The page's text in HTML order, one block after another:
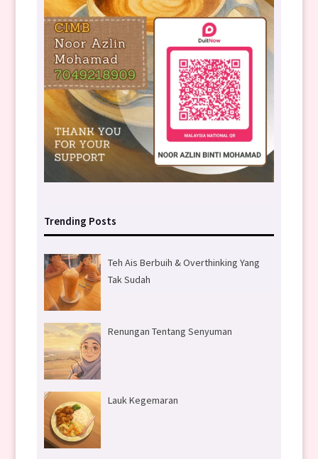
Trending Posts
Teh Ais Berbuih & Overthinking Yang
Tak Sudah
Renungan Tentang Senyuman
Lauk Kegemaran